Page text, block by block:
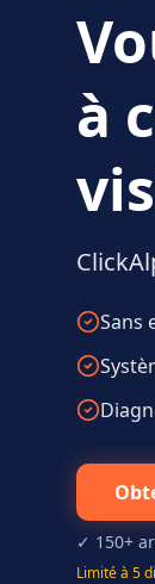
à
Sans
✓ 150+
Limité à 5